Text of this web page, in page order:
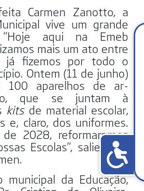
Carmen Zanotto, a
vive um grande
“Hoje aqui na Emeb
mais um ato entre
já fizemos por todo o
Ontem (11 de junho)
100 aparelhos de ar-
que se juntam à
kitsde material escolar,
e, claro, dos uniformes.
2028, reformaremos
Escolas”, salienta a
municipal da Educação,